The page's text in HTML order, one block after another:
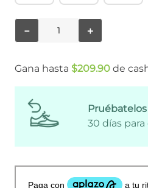
＋
－
Gana hasta $209.90 de
Pruébatelos
30 días